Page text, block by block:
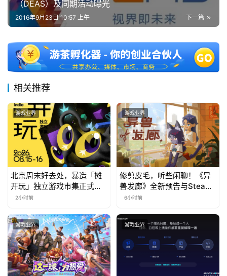
（DEAS）及同期活动曝光
下一篇
2016年9月23日 10:57 上午
相关推荐
游戏业界
北京周末好去处，暴造「摊
开玩」独立游戏市集正式开
票！
2小时前
游戏业界
修剪皮毛，听些闲聊！《异
兽发廊》全新预告与Steam
免费试玩公开
6小时前
游戏业界 游戏业界